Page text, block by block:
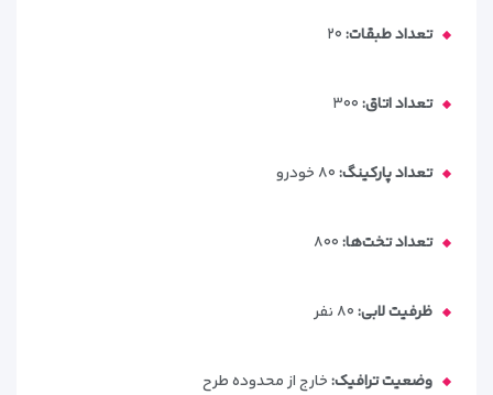
تعداد طبقات:۲۰
تعداد اتاق:۳۰۰
تعداد پارکینگ:۸۰ خودرو
تعداد تخت‌ها:۸۰۰
ظرفیت لابی:۸۰ نفر
وضعیت ترافیک:خارج از محدوده طرح